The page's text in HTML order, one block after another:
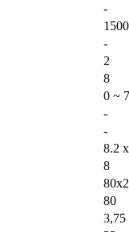
-
-
2
8
0 ~
-
-
8.2
8
80
3,75